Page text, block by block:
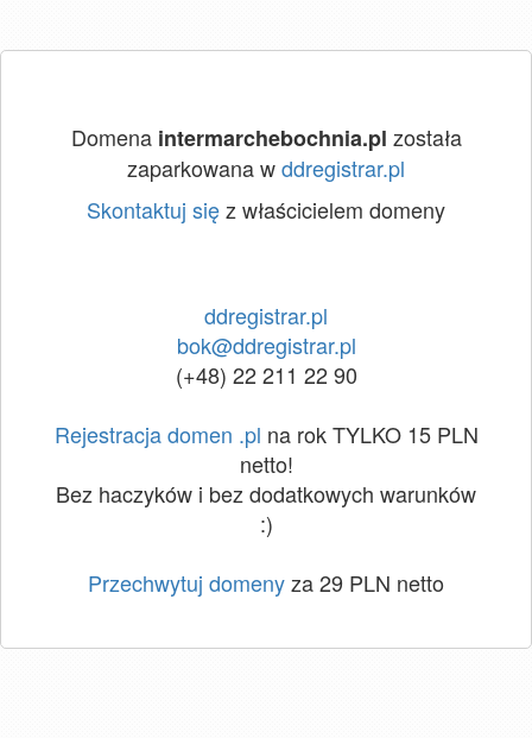
Domena intermarchebochnia.pl została
zaparkowana wddregistrar.pl
Skontaktuj sięz właścicielem domeny
ddregistrar.pl
bok@ddregistrar.pl
(+48) 22 211 22 90
Rejestracja domen .pl na rok TYLKO 15 PLN
netto!
Bez haczyków i bez dodatkowych warunków
:)
Przechwytuj domenyza 29 PLN netto